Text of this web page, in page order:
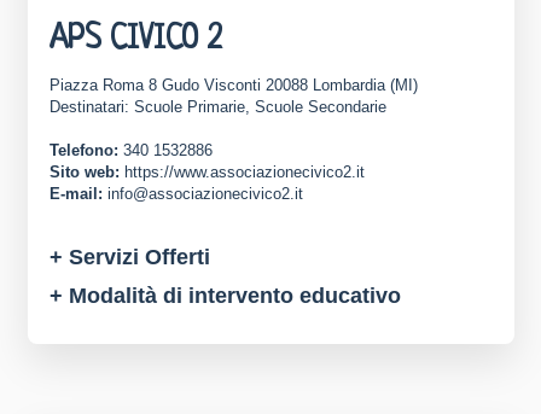
APS CIVICO 2
Piazza Roma 8 Gudo Visconti 20088 Lombardia (MI)
Destinatari: Scuole Primarie, Scuole Secondarie
Telefono: 340 1532886
Sito web: https://www.associazionecivico2.it
E-mail: info@associazionecivico2.it
+ Servizi Offerti
+ Modalità di intervento educativo